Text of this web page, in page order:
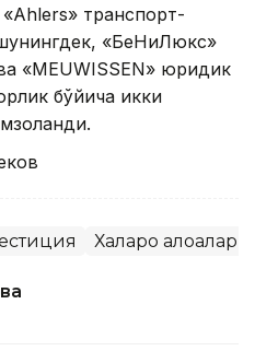
транспорт-
«БеНиЛюкс»
«MEUWISSEN» юридик
бўйича икки
Халқаро алоқалар